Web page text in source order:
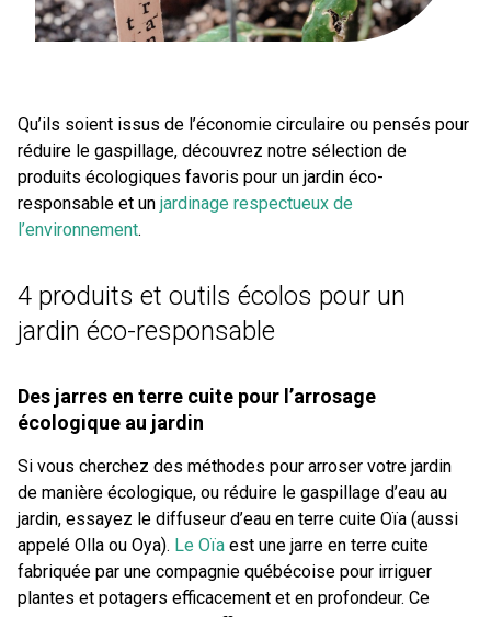
Qu’ils soient issus de l’économie circulaire ou pensés pour
réduire le gaspillage, découvrez notre sélection de
produits écologiques favoris pour un jardin éco-
responsable et un jardinage respectueux de
l’environnement.
4 produits et outils écolos pour un
jardin éco-responsable
Des jarres en terre cuite pour l’arrosage
écologique au jardin
Si vous cherchez des méthodes pour arroser votre jardin
de manière écologique, ou réduire le gaspillage d’eau au
jardin, essayez le diffuseur d’eau en terre cuite Oïa (aussi
appelé Olla ou Oya). Le Oïa est une jarre en terre cuite
fabriquée par une compagnie québécoise pour irriguer
plantes et potagers efficacement et en profondeur. Ce